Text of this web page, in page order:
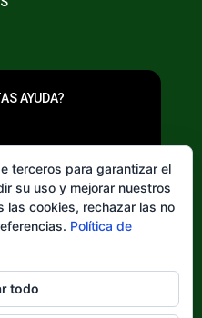
AYUDA?
terceros para garantizar el
su uso y mejorar nuestros
las cookies, rechazar las no
Política de
todo